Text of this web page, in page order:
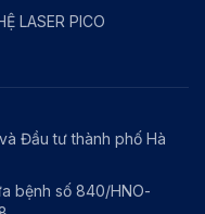
LASER PICO
Đầu tư thành phố Hà
bệnh số 840/HNO-